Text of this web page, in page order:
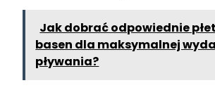
Jak dobrać odpowiednie
basen dla maksymalnej
pływania?